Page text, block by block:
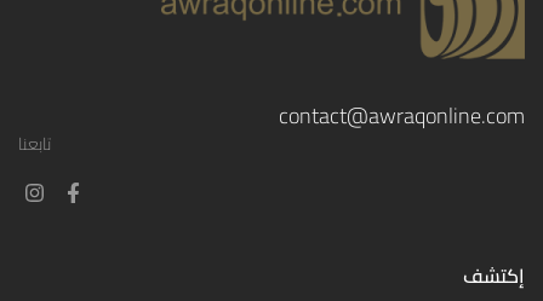
contact@awraqonline.com
تابعنا
إكتشف